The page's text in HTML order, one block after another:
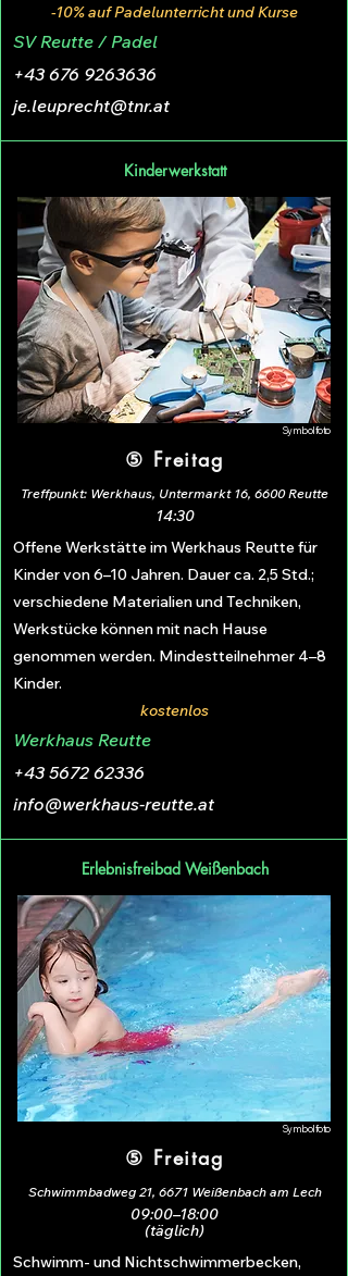
-10% auf Padelunterricht und Kurse
SV Reutte / Padel
+43 676 9263636
je.leuprecht@tnr.at
Kinderwerkstatt
Symbolfoto
⑤ Freitag
Treffpunkt: Werkhaus, Untermarkt 16, 6600 Reutte
14:30
Offene Werkstätte im Werkhaus Reutte für
Kinder von 6–10 Jahren. Dauer ca. 2,5 Std.;
verschiedene Materialien und Techniken,
Werkstücke können mit nach Hause
genommen werden. Mindestteilnehmer 4–8
Kinder.
kostenlos
Werkhaus Reutte
+43 5672 62336
info@werkhaus-reutte.at
Erlebnisfreibad Weißenbach
Symbolfoto
⑤ Freitag
Schwimmbadweg 21, 6671 Weißenbach am Lech
09:00–18:00
(täglich)
Schwimm- und Nichtschwimmerbecken,